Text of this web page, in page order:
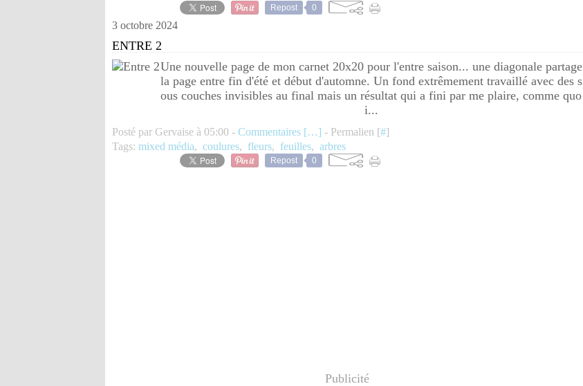
Repost 0
3 octobre 2024
ENTRE 2
Une nouvelle page de mon carnet 20x20 pour l'entre saison... une diagonale partage
la page entre fin d'été et début d'automne. Un fond extrêmement travaillé avec des s
ous couches invisibles au final mais un résultat qui a fini par me plaire, comme quo
i...
Posté par Gervaise à 05:00 - Commentaires […] - Permalien [#]
Tags: mixed média, coulures, fleurs, feuilles, arbres
Repost 0
Publicité